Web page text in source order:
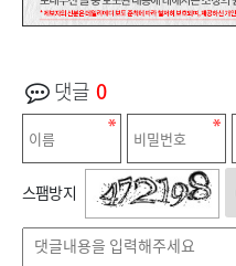
댓글 0
스팸방지